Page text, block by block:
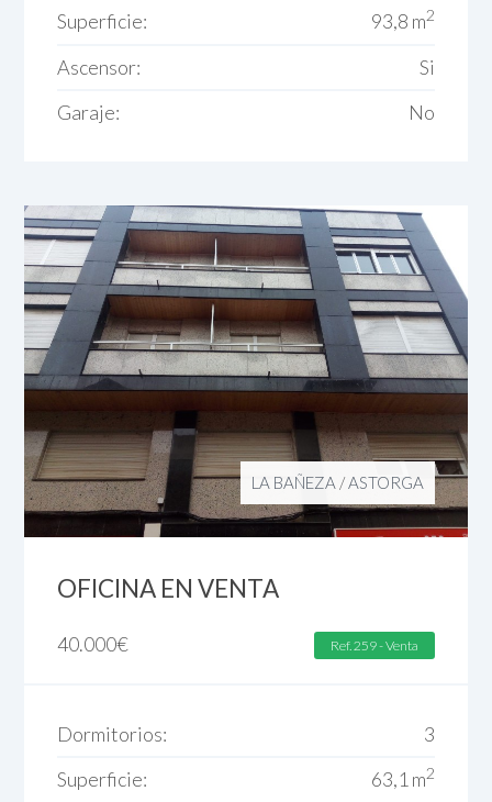
Superficie: 93,8 m2
Ascensor:
Si
Garaje:
No
LA BAÑEZA /ASTORGA
OFICINA EN VENTA
40.000€ Ref. 259 - Venta
Dormitorios:
3
Superficie:
63,1 m2